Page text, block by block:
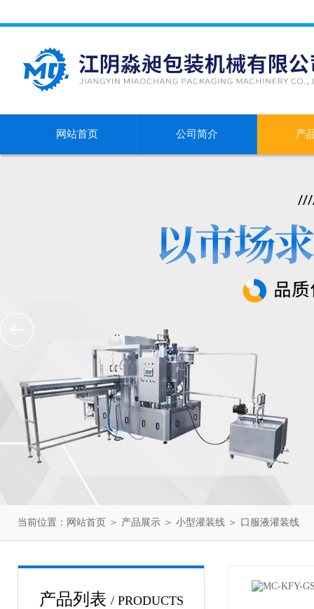
网站首页 公司简介 产
当前位置： 网站首页 ＞ 产品展示 ＞ 小型灌装线 ＞ 口服液灌装线
产品列表 / PRODUCTS